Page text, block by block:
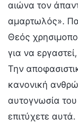
αιώνα τον
αμαρτωλός».
Θεός
για να
Την
κανονική
αυτογνωσία
επιτύχετε